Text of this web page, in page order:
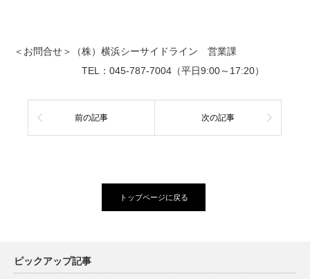
＜お問合せ＞（株）横浜シーサイドライン 営業課
TEL：045-787-7004（平日9:00～17:20）
前の記事 次の記事
トップページに戻る
ピックアップ記事